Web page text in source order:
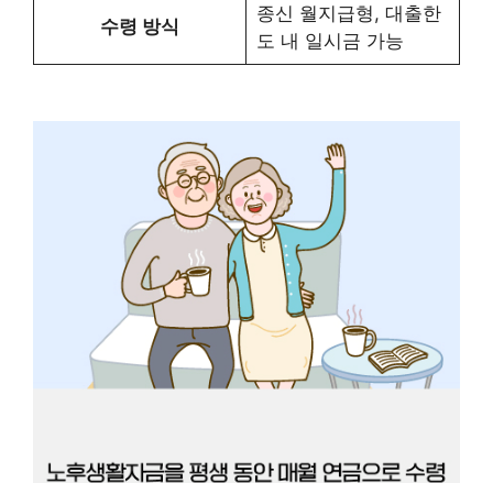
수령 방식
종신 월지급형, 대출한
도 내 일시금 가능